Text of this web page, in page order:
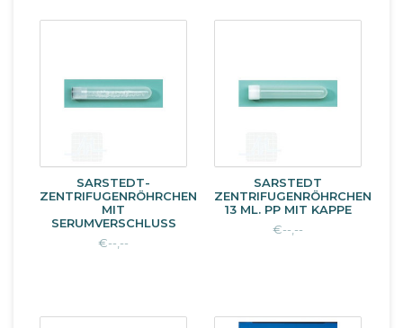
SARSTEDT-
ZENTRIFUGENRÖHRCHEN
MIT
SERUMVERSCHLUSS
€--,--
SARSTEDT
ZENTRIFUGENRÖHRCHEN
13 ML. PP MIT KAPPE
€--,--